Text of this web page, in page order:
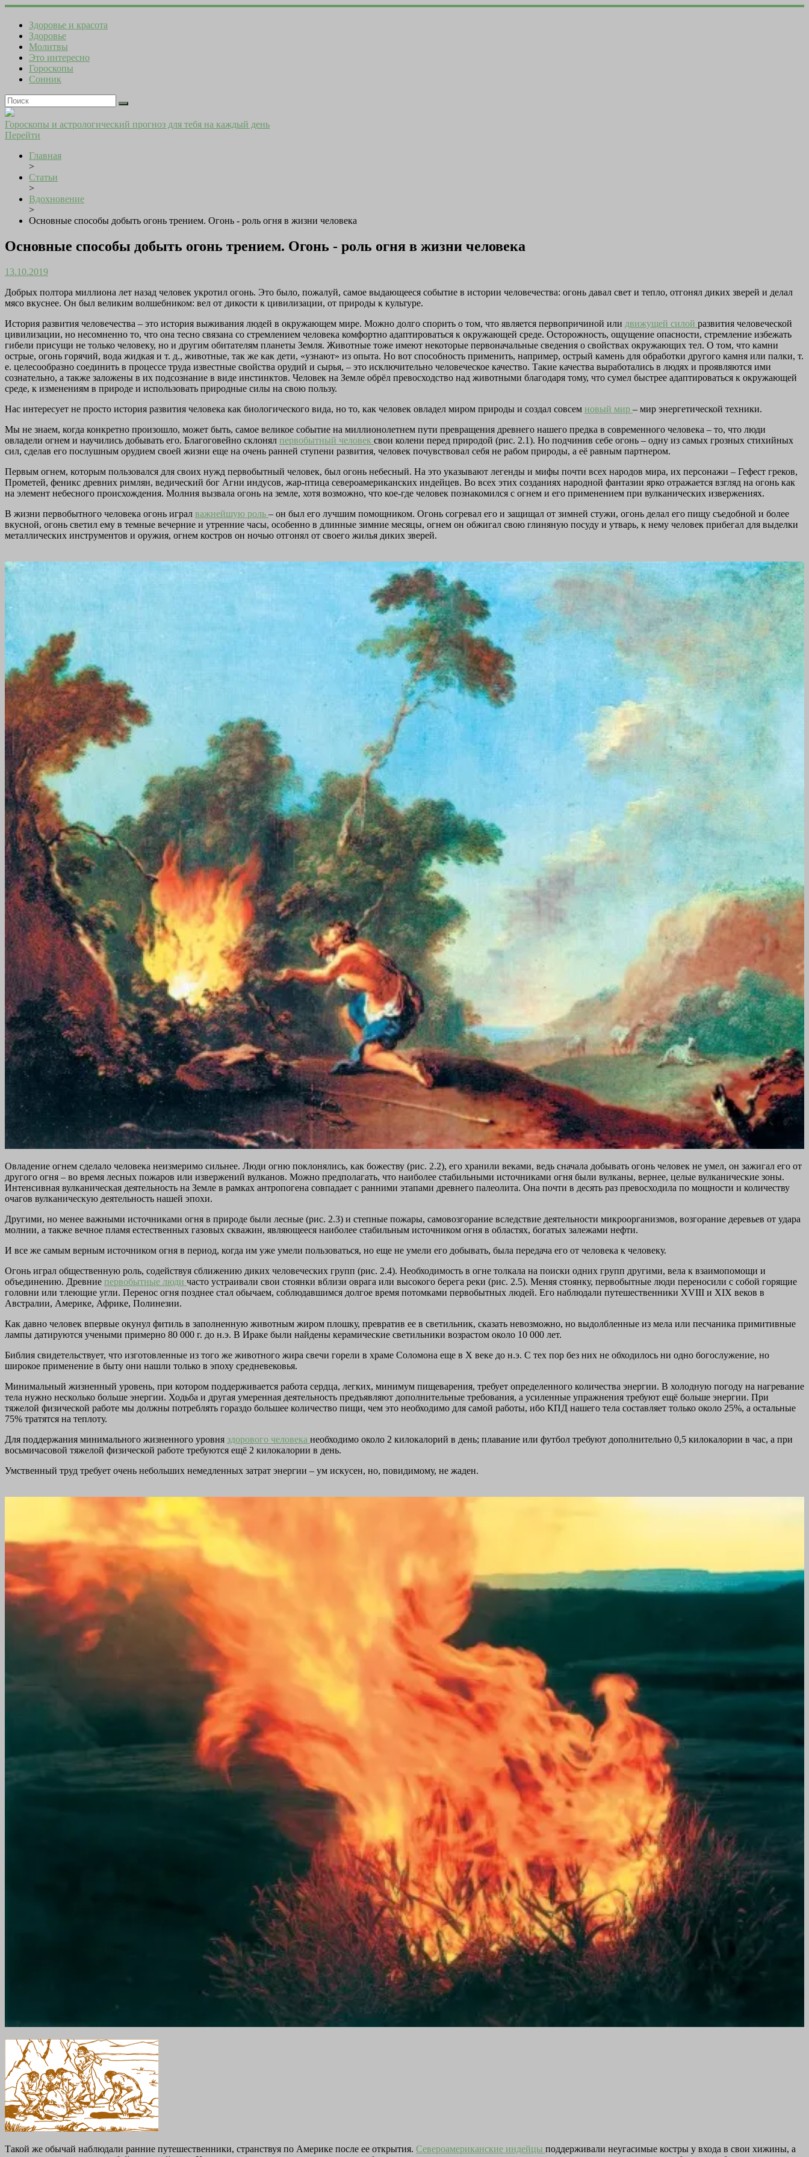
Здоровье и красота
Здоровье
Молитвы
Это интересно
Гороскопы
Сонник
Гороскопы и астрологический прогноз для тебя на каждый день
Перейти
Главная
>
Статьи
>
Вдохновение
>
Основные способы добыть огонь трением. Огонь - роль огня в жизни человека
Основные способы добыть огонь трением. Огонь - роль огня в жизни человека
13.10.2019
Добрых полтора миллиона лет назад человек укротил огонь. Это было, пожалуй, самое выдающееся событие в истории человечества: огонь давал свет и тепло, отгонял диких зверей и делал
мясо вкуснее. Он был великим волшебником: вел от дикости к цивилизации, от природы к культуре.
История развития человечества – это история выживания людей в окружающем мире. Можно долго спорить о том, что является первопричиной или движущей силой развития человеческой
цивилизации, но несомненно то, что она тесно связана со стремлением человека комфортно адаптироваться к окружающей среде. Осторожность, ощущение опасности, стремление избежать
гибели присущи не только человеку, но и другим обитателям планеты Земля. Животные тоже имеют некоторые первоначальные сведения о свойствах окружающих тел. О том, что камни
острые, огонь горячий, вода жидкая и т. д., животные, так же как дети, «узнают» из опыта. Но вот способность применить, например, острый камень для обработки другого камня или палки, т.
е. целесообразно соединить в процессе труда известные свойства орудий и сырья, – это исключительно человеческое качество. Такие качества выработались в людях и проявляются ими
сознательно, а также заложены в их подсознание в виде инстинктов. Человек на Земле обрёл превосходство над животными благодаря тому, что сумел быстрее адаптироваться к окружающей
среде, к изменениям в природе и использовать природные силы на свою пользу.
Нас интересует не просто история развития человека как биологического вида, но то, как человек овладел миром природы и создал совсем новый мир – мир энергетической техники.
Мы не знаем, когда конкретно произошло, может быть, самое великое событие на миллионолетнем пути превращения древнего нашего предка в современного человека – то, что люди
овладели огнем и научились добывать его. Благоговейно склонял первобытный человек свои колени перед природой (рис. 2.1). Но подчинив себе огонь – одну из самых грозных стихийных
сил, сделав его послушным орудием своей жизни еще на очень ранней ступени развития, человек почувствовал себя не рабом природы, а её равным партнером.
Первым огнем, которым пользовался для своих нужд первобытный человек, был огонь небесный. На это указывают легенды и мифы почти всех народов мира, их персонажи – Гефест греков,
Прометей, феникс древних римлян, ведический бог Агни индусов, жар-птица североамериканских индейцев. Во всех этих созданиях народной фантазии ярко отражается взгляд на огонь как
на элемент небесного происхождения. Молния вызвала огонь на земле, хотя возможно, что кое-где человек познакомился с огнем и его применением при вулканических извержениях.
В жизни первобытного человека огонь играл важнейшую роль – он был его лучшим помощником. Огонь согревал его и защищал от зимней стужи, огонь делал его пищу съедобной и более
вкусной, огонь светил ему в темные вечерние и утренние часы, особенно в длинные зимние месяцы, огнем он обжигал свою глиняную посуду и утварь, к нему человек прибегал для выделки
металлических инструментов и оружия, огнем костров он ночью отгонял от своего жилья диких зверей.
Овладение огнем сделало человека неизмеримо сильнее. Люди огню поклонялись, как божеству (рис. 2.2), его хранили веками, ведь сначала добывать огонь человек не умел, он зажигал его от
другого огня – во время лесных пожаров или извержений вулканов. Можно предполагать, что наиболее стабильными источниками огня были вулканы, вернее, целые вулканические зоны.
Интенсивная вулканическая деятельность на Земле в рамках антропогена совпадает с ранними этапами древнего палеолита. Она почти в десять раз превосходила по мощности и количеству
очагов вулканическую деятельность нашей эпохи.
Другими, но менее важными источниками огня в природе были лесные (рис. 2.3) и степные пожары, самовозгорание вследствие деятельности микроорганизмов, возгорание деревьев от удара
молнии, а также вечное пламя естественных газовых скважин, являющееся наиболее стабильным источником огня в областях, богатых залежами нефти.
И все же самым верным источником огня в период, когда им уже умели пользоваться, но еще не умели его добывать, была передача его от человека к человеку.
Огонь играл общественную роль, содействуя сближению диких человеческих групп (рис. 2.4). Необходимость в огне толкала на поиски одних групп другими, вела к взаимопомощи и
объединению. Древние первобытные люди часто устраивали свои стоянки вблизи оврага или высокого берега реки (рис. 2.5). Меняя стоянку, первобытные люди переносили с собой горящие
головни или тлеющие угли. Перенос огня позднее стал обычаем, соблюдавшимся долгое время потомками первобытных людей. Его наблюдали путешественники XVIII и XIX веков в
Австралии, Америке, Африке, Полинезии.
Как давно человек впервые окунул фитиль в заполненную животным жиром плошку, превратив ее в светильник, сказать невозможно, но выдолбленные из мела или песчаника примитивные
лампы датируются учеными примерно 80 000 г. до н.э. В Ираке были найдены керамические светильники возрастом около 10 000 лет.
Библия свидетельствует, что изготовленные из того же животного жира свечи горели в храме Соломона еще в Х веке до н.э. С тех пор без них не обходилось ни одно богослужение, но
широкое применение в быту они нашли только в эпоху средневековья.
Минимальный жизненный уровень, при котором поддерживается работа сердца, легких, минимум пищеварения, требует определенного количества энергии. В холодную погоду на нагревание
тела нужно несколько больше энергии. Ходьба и другая умеренная деятельность предъявляют дополнительные требования, а усиленные упражнения требуют ещё больше энергии. При
тяжелой физической работе мы должны потреблять гораздо большее количество пищи, чем это необходимо для самой работы, ибо КПД нашего тела составляет только около 25%, а остальные
75% тратятся на теплоту.
Для поддержания минимального жизненного уровня здорового человека необходимо около 2 килокалорий в день; плавание или футбол требуют дополнительно 0,5 килокалории в час, а при
восьмичасовой тяжелой физической работе требуются ещё 2 килокалории в день.
Умственный труд требует очень небольших немедленных затрат энергии – ум искусен, но, повидимому, не жаден.
Такой же обычай наблюдали ранние путешественники, странствуя по Америке после ее открытия. Североамериканские индейцы поддерживали неугасимые костры у входа в свои хижины, а